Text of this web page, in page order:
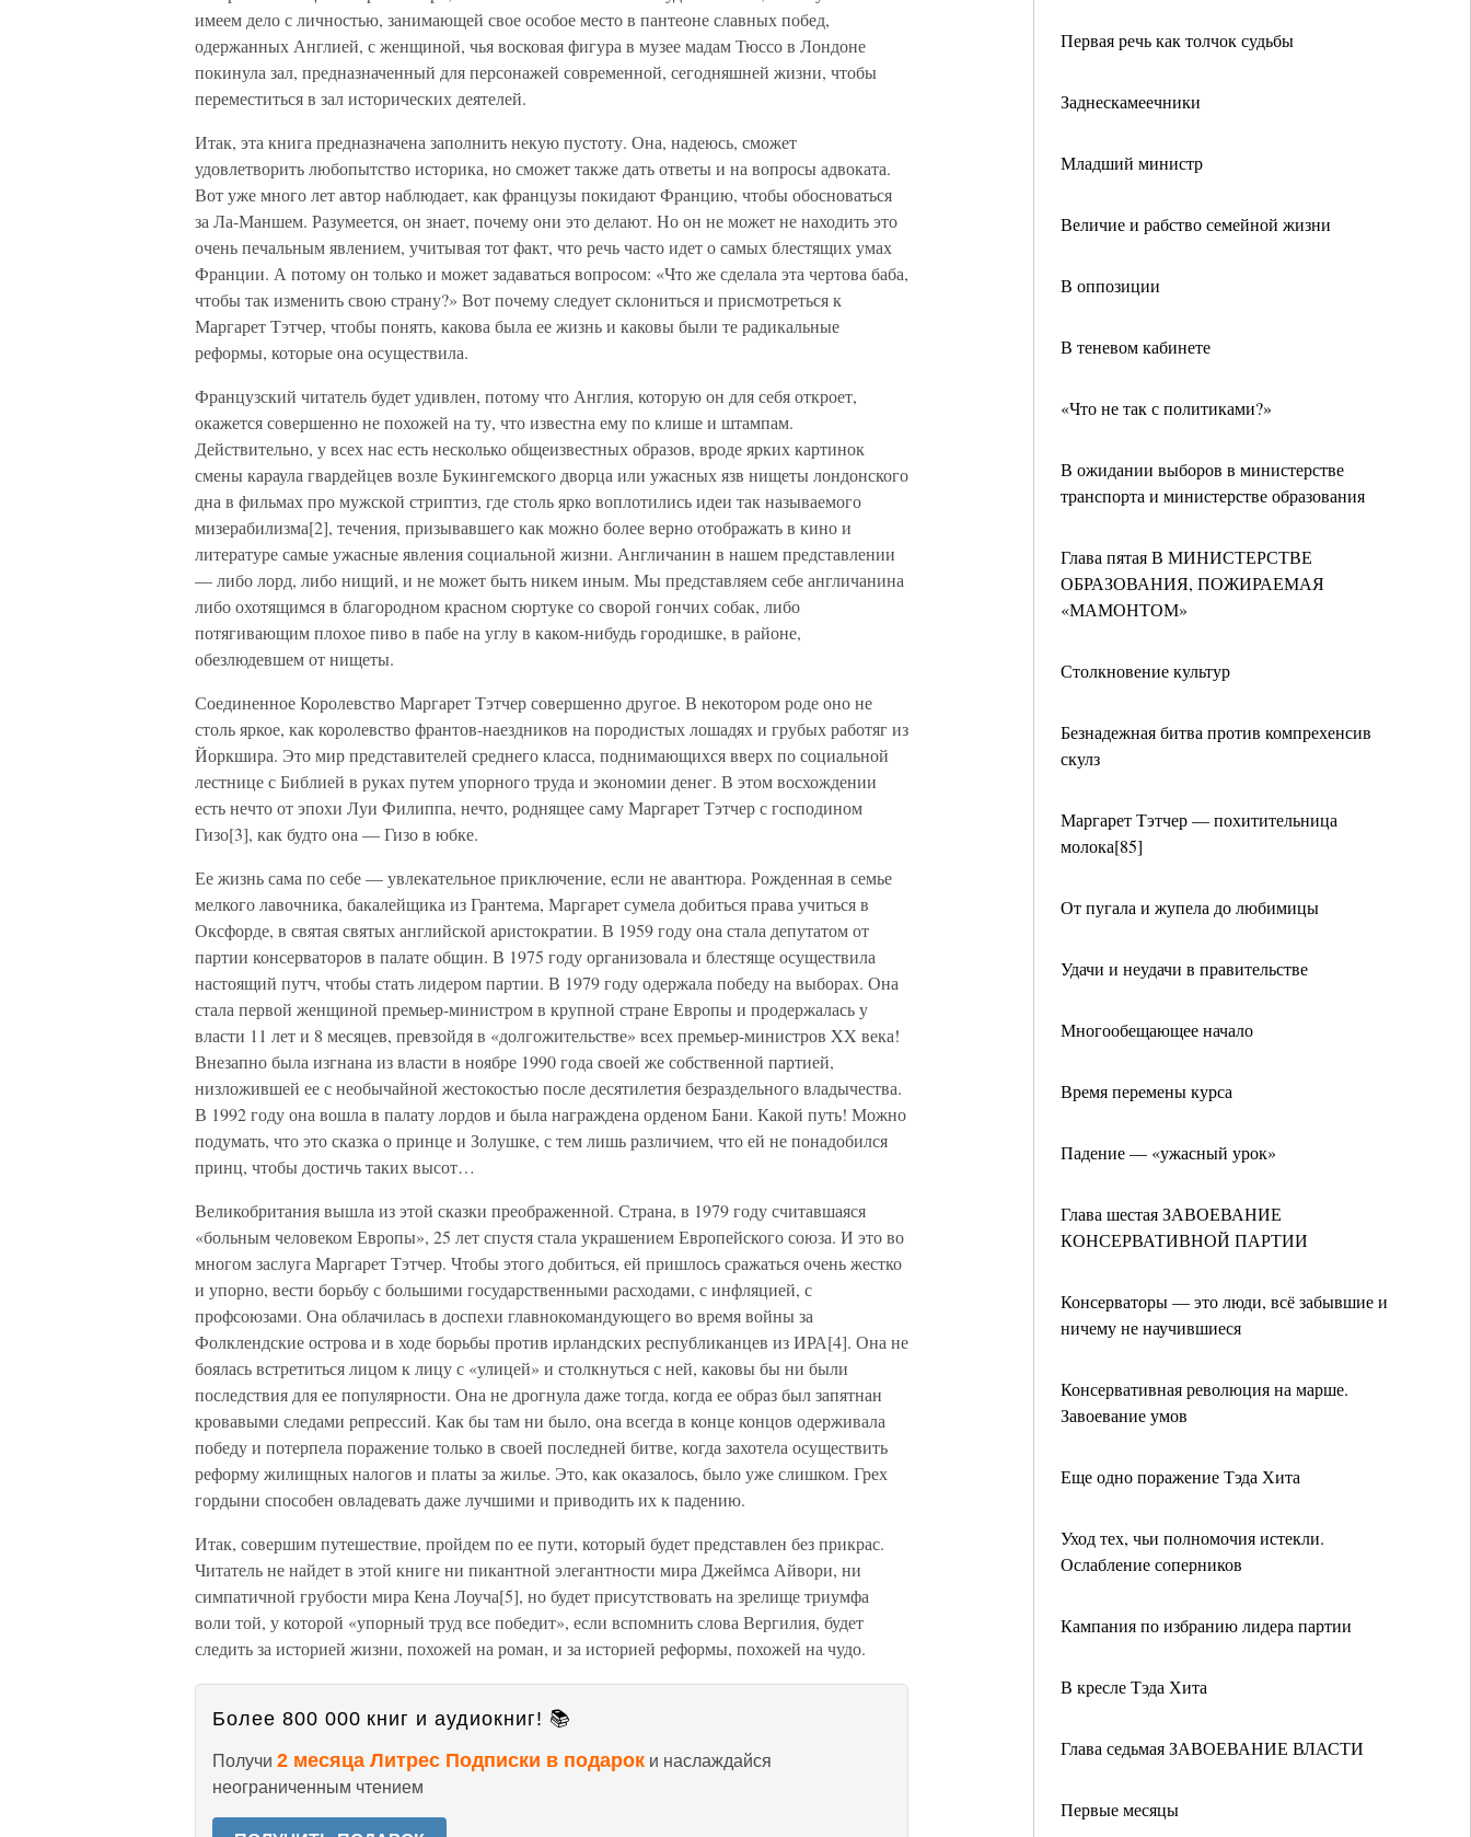
Первая речь как толчок судьбы
Заднескамеечники
Младший министр
Величие и рабство семейной жизни
В оппозиции
В теневом кабинете
«Что не так с политиками?»
В ожидании выборов в министерстве
транспорта и министерстве образования
Глава пятая В МИНИСТЕРСТВЕ
ОБРАЗОВАНИЯ, ПОЖИРАЕМАЯ
«МАМОНТОМ»
Столкновение культур
Безнадежная битва против компрехенсив
скулз
Маргарет Тэтчер — похитительница
молока[85]
От пугала и жупела до любимицы
Удачи и неудачи в правительстве
Многообещающее начало
Время перемены курса
Падение — «ужасный урок»
Глава шестая ЗАВОЕВАНИЕ
КОНСЕРВАТИВНОЙ ПАРТИИ
Консерваторы — это люди, всё забывшие и
ничему не научившиеся
Консервативная революция на марше.
Завоевание умов
Еще одно поражение Тэда Хита
Уход тех, чьи полномочия истекли.
Ослабление соперников
Кампания по избранию лидера партии
В кресле Тэда Хита
Глава седьмая ЗАВОЕВАНИЕ ВЛАСТИ
Первые месяцы
имеем дело с личностью, занимающей свое особое место в пантеоне славных побед,
одержанных Англией, с женщиной, чья восковая фигура в музее мадам Тюссо в Лондоне
покинула зал, предназначенный для персонажей современной, сегодняшней жизни, чтобы
переместиться в зал исторических деятелей.
Итак, эта книга предназначена заполнить некую пустоту. Она, надеюсь, сможет
удовлетворить любопытство историка, но сможет также дать ответы и на вопросы адвоката.
Вот уже много лет автор наблюдает, как французы покидают Францию, чтобы обосноваться
за Ла-Маншем. Разумеется, он знает, почему они это делают. Но он не может не находить это
очень печальным явлением, учитывая тот факт, что речь часто идет о самых блестящих умах
Франции. А потому он только и может задаваться вопросом: «Что же сделала эта чертова баба,
чтобы так изменить свою страну?» Вот почему следует склониться и присмотреться к
Маргарет Тэтчер, чтобы понять, какова была ее жизнь и каковы были те радикальные
реформы, которые она осуществила.
Французский читатель будет удивлен, потому что Англия, которую он для себя откроет,
окажется совершенно не похожей на ту, что известна ему по клише и штампам.
Действительно, у всех нас есть несколько общеизвестных образов, вроде ярких картинок
смены караула гвардейцев возле Букингемского дворца или ужасных язв нищеты лондонского
дна в фильмах про мужской стриптиз, где столь ярко воплотились идеи так называемого
мизерабилизма[2], течения, призывавшего как можно более верно отображать в кино и
литературе самые ужасные явления социальной жизни. Англичанин в нашем представлении
— либо лорд, либо нищий, и не может быть никем иным. Мы представляем себе англичанина
либо охотящимся в благородном красном сюртуке со сворой гончих собак, либо
потягивающим плохое пиво в пабе на углу в каком-нибудь городишке, в районе,
обезлюдевшем от нищеты.
Соединенное Королевство Маргарет Тэтчер совершенно другое. В некотором роде оно не
столь яркое, как королевство франтов-наездников на породистых лошадях и грубых работяг из
Йоркшира. Это мир представителей среднего класса, поднимающихся вверх по социальной
лестнице с Библией в руках путем упорного труда и экономии денег. В этом восхождении
есть нечто от эпохи Луи Филиппа, нечто, роднящее саму Маргарет Тэтчер с господином
Гизо[3], как будто она — Гизо в юбке.
Ее жизнь сама по себе — увлекательное приключение, если не авантюра. Рожденная в семье
мелкого лавочника, бакалейщика из Грантема, Маргарет сумела добиться права учиться в
Оксфорде, в святая святых английской аристократии. В 1959 году она стала депутатом от
партии консерваторов в палате общин. В 1975 году организовала и блестяще осуществила
настоящий путч, чтобы стать лидером партии. В 1979 году одержала победу на выборах. Она
стала первой женщиной премьер-министром в крупной стране Европы и продержалась у
власти 11 лет и 8 месяцев, превзойдя в «долгожительстве» всех премьер-министров XX века!
Внезапно была изгнана из власти в ноябре 1990 года своей же собственной партией,
низложившей ее с необычайной жестокостью после десятилетия безраздельного владычества.
В 1992 году она вошла в палату лордов и была награждена орденом Бани. Какой путь! Можно
подумать, что это сказка о принце и Золушке, с тем лишь различием, что ей не понадобился
принц, чтобы достичь таких высот…
Великобритания вышла из этой сказки преображенной. Страна, в 1979 году считавшаяся
«больным человеком Европы», 25 лет спустя стала украшением Европейского союза. И это во
многом заслуга Маргарет Тэтчер. Чтобы этого добиться, ей пришлось сражаться очень жестко
и упорно, вести борьбу с большими государственными расходами, с инфляцией, с
профсоюзами. Она облачилась в доспехи главнокомандующего во время войны за
Фолклендские острова и в ходе борьбы против ирландских республиканцев из ИРА[4]. Она не
боялась встретиться лицом к лицу с «улицей» и столкнуться с ней, каковы бы ни были
последствия для ее популярности. Она не дрогнула даже тогда, когда ее образ был запятнан
кровавыми следами репрессий. Как бы там ни было, она всегда в конце концов одерживала
победу и потерпела поражение только в своей последней битве, когда захотела осуществить
реформу жилищных налогов и платы за жилье. Это, как оказалось, было уже слишком. Грех
гордыни способен овладевать даже лучшими и приводить их к падению.
Итак, совершим путешествие, пройдем по ее пути, который будет представлен без прикрас.
Читатель не найдет в этой книге ни пикантной элегантности мира Джеймса Айвори, ни
симпатичной грубости мира Кена Лоуча[5], но будет присутствовать на зрелище триумфа
воли той, у которой «упорный труд все победит», если вспомнить слова Вергилия, будет
следить за историей жизни, похожей на роман, и за историей реформы, похожей на чудо.
Более 800 000 книг и аудиокниг! 📚
Получи 2 месяца Литрес Подписки в подарок и наслаждайся
неограниченным чтением